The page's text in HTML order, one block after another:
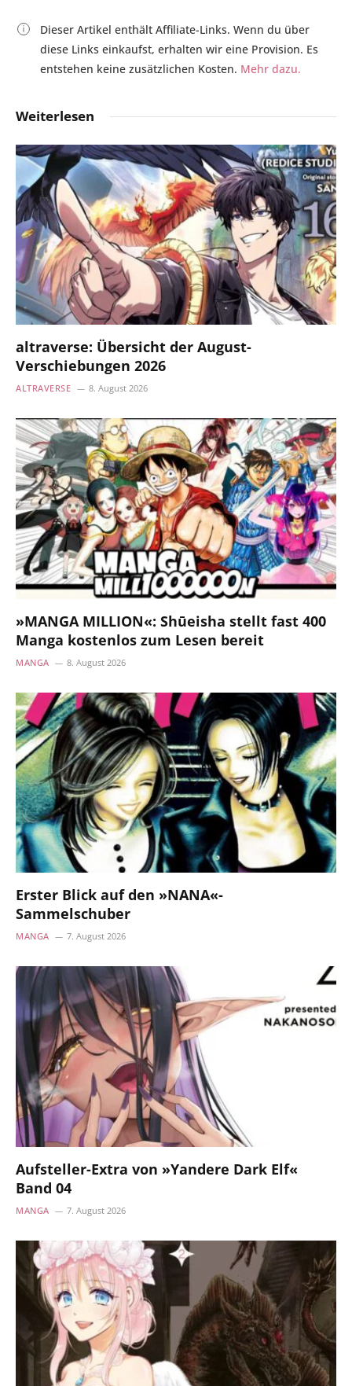
Dieser Artikel enthält Affiliate-Links. Wenn du über
diese Links einkaufst, erhalten wir eine Provision. Es
entstehen keine zusätzlichen Kosten. Mehr dazu.
Weiterlesen
altraverse: Übersicht der August-
Verschiebungen 2026
ALTRAVERSE 8. August 2026
»MANGA MILLION«: Shūeisha stellt fast 400
Manga kostenlos zum Lesen bereit
MANGA 8. August 2026
Erster Blick auf den »NANA«-
Sammelschuber
MANGA 7. August 2026
Aufsteller-Extra von »Yandere Dark Elf«
Band 04
MANGA 7. August 2026